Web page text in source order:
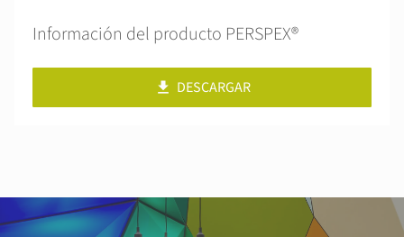
Información del producto PERSPEX®
DESCARGAR